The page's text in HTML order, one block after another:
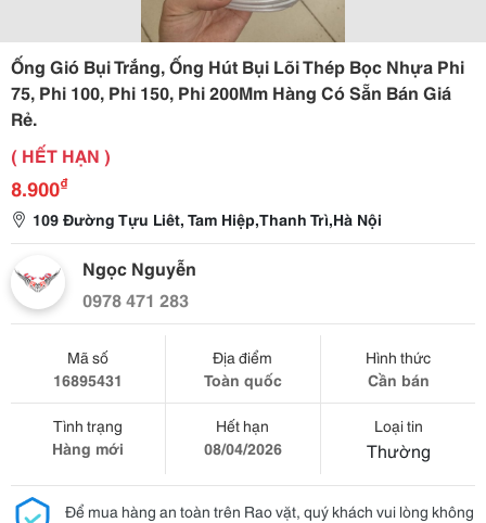
Ống Gió Bụi Trắng, Ống Hút Bụi Lõi Thép Bọc Nhựa Phi
75, Phi 100, Phi 150, Phi 200Mm Hàng Có Sẵn Bán Giá
Rẻ.
( HẾT HẠN )
8.900₫
109 Đường Tựu Liêt, Tam Hiệp,Thanh Trì,Hà Nội
Ngọc Nguyễn
0978 471 283
Mã số
16895431
Địa điểm
Toàn quốc
Hình thức
Cần bán
Tình trạng
Hàng mới
Hết hạn
08/04/2026
Loại tin
Thường
Để mua hàng an toàn trên Rao vặt, quý khách vui lòng không